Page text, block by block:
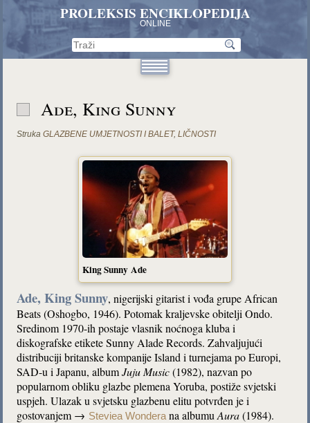
PROLEKSIS ENCIKLOPEDIJA
ONLINE
Ade, King Sunny
Struka GLAZBENE UMJETNOSTI I BALET,LIČNOSTI
King Sunny Ade
Ade, King Sunny, nigerijski gitarist i vođa grupe African
Beats (Oshogbo, 1946). Potomak kraljevske obitelji Ondo.
Sredinom 1970-ih postaje vlasnik noćnoga kluba i
diskografske etikete Sunny Alade Records. Zahvaljujući
distribuciji britanske kompanije Island i turnejama po Europi,
SAD-u i Japanu, albumJuju Music(1982), nazvan po
popularnom obliku glazbe plemena Yoruba, postiže svjetski
uspjeh. Ulazak u svjetsku glazbenu elitu potvrđen je i
gostovanjem → Steviea Wondera na albumuAura(1984).